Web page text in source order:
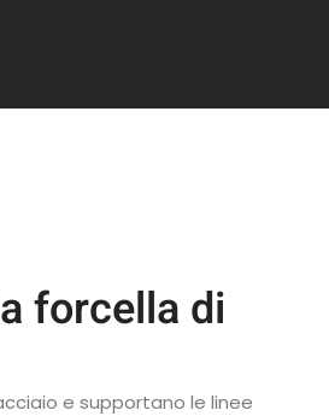
forcella di
e supportano le linee